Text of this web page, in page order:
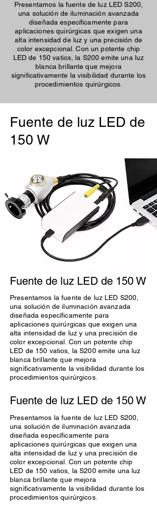
Presentamos la fuente de luz LED S200,
una solución de iluminación avanzada
diseñada específicamente para
aplicaciones quirúrgicas que exigen una
alta intensidad de luz y una precisión de
color excepcional. Con un potente chip
LED de 150 vatios, la S200 emite una luz
blanca brillante que mejora
significativamente la visibilidad durante los
procedimientos quirúrgicos.
Fuente de luz LED de
150 W
Fuente de luz LED de 150 W
Presentamos la fuente de luz LED S200,
una solución de iluminación avanzada
diseñada específicamente para
aplicaciones quirúrgicas que exigen una
alta intensidad de luz y una precisión de
color excepcional. Con un potente chip
LED de 150 vatios, la S200 emite una luz
blanca brillante que mejora
significativamente la visibilidad durante los
procedimientos quirúrgicos.
Fuente de luz LED de 150 W
Presentamos la fuente de luz LED S200,
una solución de iluminación avanzada
diseñada específicamente para
aplicaciones quirúrgicas que exigen una
alta intensidad de luz y una precisión de
color excepcional. Con un potente chip
LED de 150 vatios, la S200 emite una luz
blanca brillante que mejora
significativamente la visibilidad durante los
procedimientos quirúrgicos.